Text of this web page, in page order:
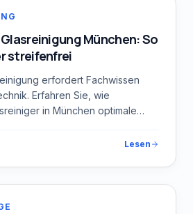
München: So
streifenfrei
erfordert Fachwissen
Erfahren Sie, wie
in München optimale
Lesen